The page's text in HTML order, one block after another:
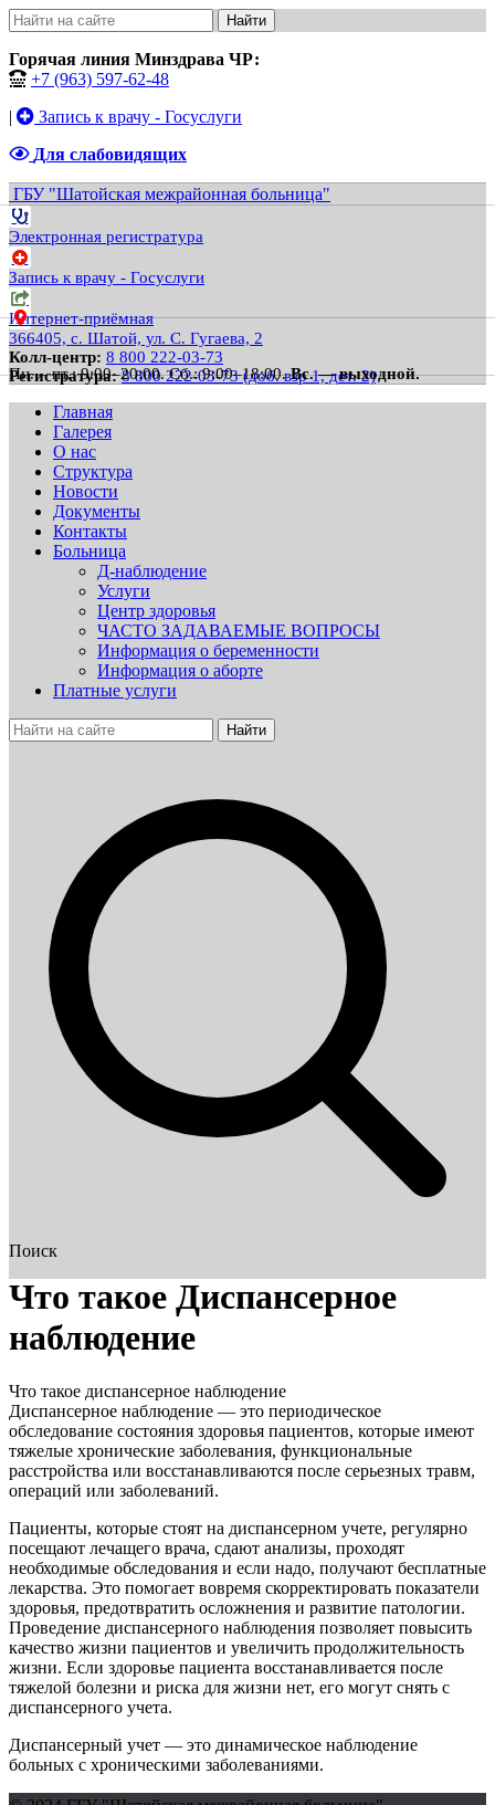
Найти
Горячая линия Минздрава ЧР:
+7 (963) 597-62-48
|
Запись к врачу - Госуслуги
Для слабовидящих
ГБУ "Шатойская межрайонная больница"
Электронная регистратура
Запись к врачу - Госуслуги
Интернет-приёмная
366405, с. Шатой, ул. С. Гугаева, 2
Колл-центр: 8 800 222-03-73
Регистратура: 8 800 222-03-73 (доб. взр 1, дет. 2)
Пн. – пт.: 9:00–20:00. Сб.: 9:00–18:00. Вс. — выходной.
Главная
Галерея
О нас
Структура
Новости
Документы
Контакты
Больница
Д-наблюдение
Услуги
Центр здоровья
ЧАСТО ЗАДАВАЕМЫЕ ВОПРОСЫ
Информация о беременности
Информация о аборте
Платные услуги
Найти
Поиск
Что такое Диспансерное
наблюдение
Что такое диспансерное наблюдение
Диспансерное наблюдение — это периодическое
обследование состояния здоровья пациентов, которые имеют
тяжелые хронические заболевания, функциональные
расстройства или восстанавливаются после серьезных травм,
операций или заболеваний.
Пациенты, которые стоят на диспансерном учете, регулярно
посещают лечащего врача, сдают анализы, проходят
необходимые обследования и если надо, получают бесплатные
лекарства. Это помогает вовремя скорректировать показатели
здоровья, предотвратить осложнения и развитие патологии.
Проведение диспансерного наблюдения позволяет повысить
качество жизни пациентов и увеличить продолжительность
жизни. Если здоровье пациента восстанавливается после
тяжелой болезни и риска для жизни нет, его могут снять с
диспансерного учета.
Диспансерный учет — это динамическое наблюдение
больных с хроническими заболеваниями.